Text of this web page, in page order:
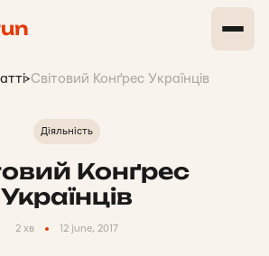
>Світовий Конґрес Українців
Діяльність
Конґрес
Українців
2 хв 12 june, 2017